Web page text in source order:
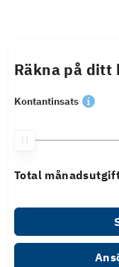
Räkna på ditt
Kontantinsats
Total